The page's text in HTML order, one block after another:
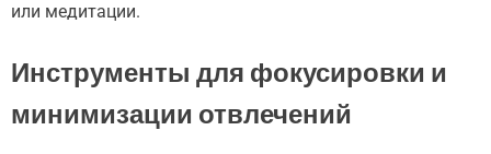
или медитации.
Инструменты для фокусировки и
минимизации отвлечений